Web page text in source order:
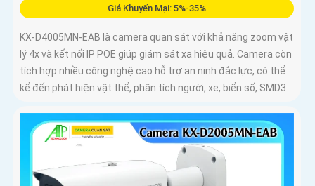
Giá Khuyến Mại: 5%-35%
KX-D4005MN-EAB là camera quan sát với khả năng zoom vật
lý 4x và kết nối IP POE giúp giám sát xa hiệu quả. Camera còn
tích hợp nhiều công nghệ cao hỗ trợ an ninh đắc lực, có thể
kể đến phát hiện vật thể, phân tích người, xe, biển số, SMD3